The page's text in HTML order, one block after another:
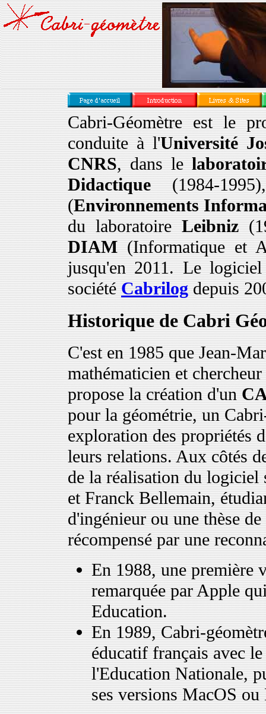
Cabri-Géomètre est le
conduite à l'Université
CNRS, dans le
Didactique(1984-
(Environnements
du laboratoireLeibniz
DIAM(Informatique et
jusqu'en 2011. Le
sociétéCabrilogdepuis
Historique de Cabri
C'est en 1985 que Jean-
mathématicien et
propose la création d'un
pour la géométrie, un
exploration des propriétés
leurs relations. Aux côtés
de la réalisation du logiciel
et Franck Bellemain,
d'ingénieur ou une thèse
récompensé par une
En 1988, une première
remarquée par Apple
Education.
En 1989, Cabri-
éducatif français avec
l'Education Nationale,
ses versions MacOS